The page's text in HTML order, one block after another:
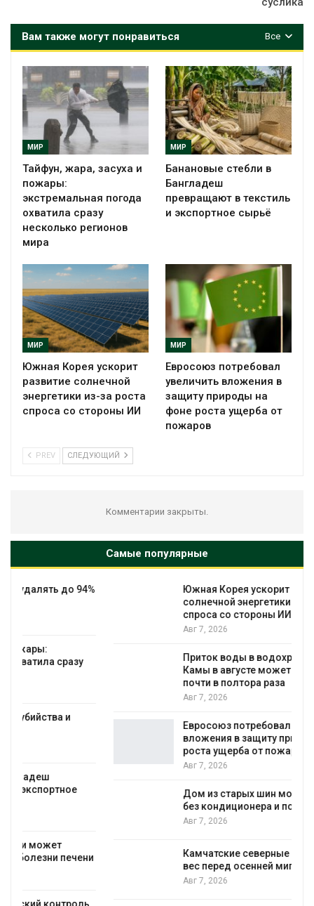
Все
Вам также могут понравиться
МИР
Тайфун, жара, засуха и
пожары:
экстремальная погода
охватила сразу
несколько регионов
мира
МИР
Банановые стебли в
Бангладеш
превращают в текстиль
и экспортное сырьё
МИР
Южная Корея ускорит
развитие солнечной
энергетики из-за роста
спроса со стороны ИИ
МИР
Евросоюз потребовал
увеличить вложения в
защиту природы на
фоне роста ущерба от
пожаров
PREV СЛЕДУЮЩИЙ
Комментарии закрыты.
Самые популярные
Южная Корея ускорит развитие
солнечной энергетики из-за роста
спроса со стороны ИИ
Приток воды в водохранилища Волги и
Камы в августе может превысить норму
почти в полтора раза
Евросоюз потребовал увеличить
вложения в защиту природы на фоне
роста ущерба от пожаров
Дом из старых шин может обходиться
без кондиционера и почти без отопления
Камчатские северные олени набирают
вес перед осенней миграцией